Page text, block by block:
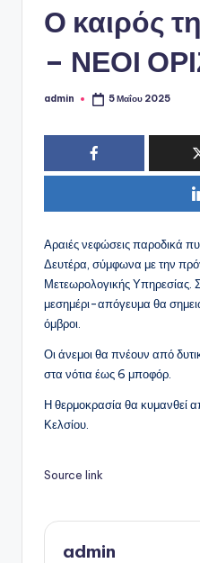
PΟ καιρός
– ΝΕΟΙ
Συγγραφέας:
admin 5 Μαΐου 2025
Αραιές νεφώσεις παροδικά
Δευτέρα, σύμφωνα με την
Μετεωρολογικής Υπηρεσίας.
μεσημέρι-απόγευμα θα
όμβροι.
Οι άνεμοι θα πνέουν από
στα νότια έως 6 μποφόρ.
Η θερμοκρασία θα κυμανθεί
Κελσίου.
Source link
admin